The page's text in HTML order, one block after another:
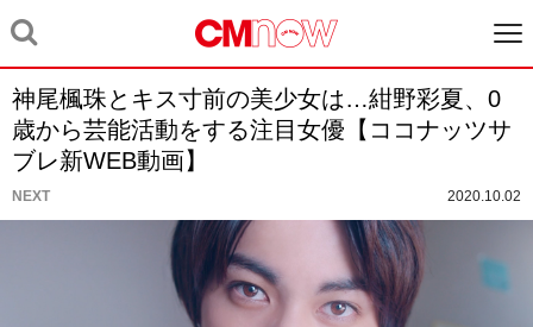
神尾楓珠とキス寸前の美少女は…紺野彩夏、0
歳から芸能活動をする注目女優【ココナッツサ
ブレ新WEB動画】
NEXT 2020.10.02